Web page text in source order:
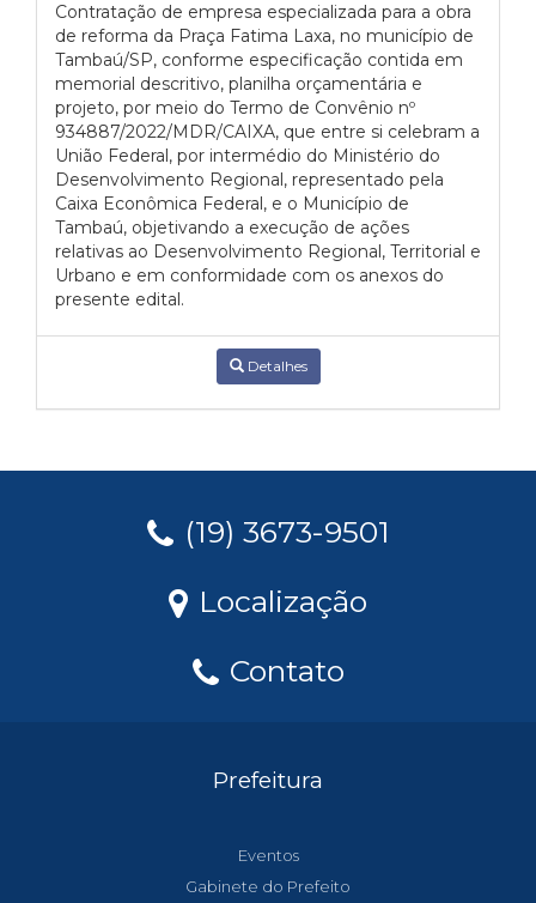
Contratação de empresa especializada para a obra
de reforma da Praça Fatima Laxa, no município de
Tambaú/SP, conforme especificação contida em
memorial descritivo, planilha orçamentária e
projeto, por meio do Termo de Convênio nº
934887/2022/MDR/CAIXA, que entre si celebram a
União Federal, por intermédio do Ministério do
Desenvolvimento Regional, representado pela
Caixa Econômica Federal, e o Município de
Tambaú, objetivando a execução de ações
relativas ao Desenvolvimento Regional, Territorial e
Urbano e em conformidade com os anexos do
presente edital.
Detalhes
(19) 3673-9501
Localização
Contato
Prefeitura
Eventos
Gabinete do Prefeito